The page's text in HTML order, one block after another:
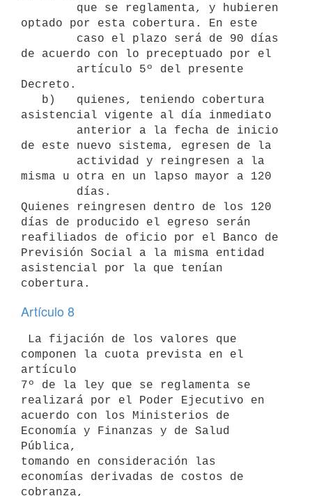
optado por esta cobertura. En este
de acuerdo con lo preceptuado por el
Decreto.
asistencial vigente al día inmediato
de este nuevo sistema, egresen de la
misma u otra en un lapso mayor a 120
Quienes reingresen dentro de los 120
días de producido el egreso serán
reafiliados de oficio por el Banco de
Previsión Social a la misma entidad
asistencial por la que tenían
Artículo 8
componen la cuota prevista en el
artículo
7º de la ley que se reglamenta se
realizará por el Poder Ejecutivo en
acuerdo con los Ministerios de
Economía y Finanzas y de Salud
Pública,
tomando en consideración las
economías derivadas de costos de
cobranza,